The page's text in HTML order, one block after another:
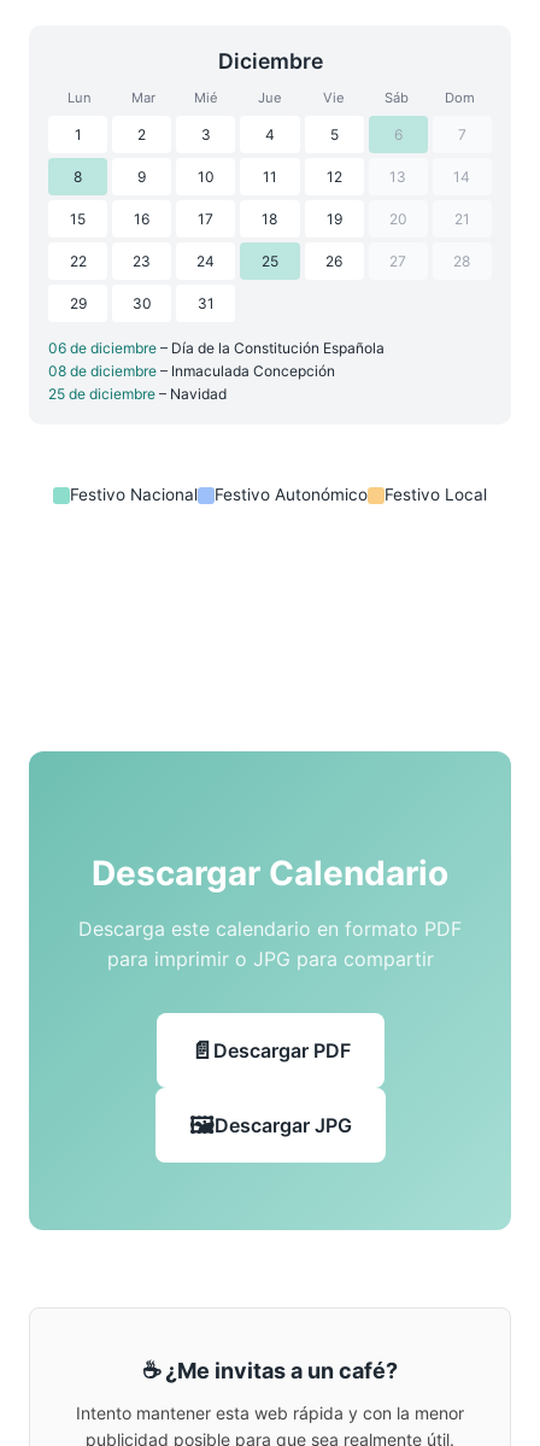
Diciembre
Lun Mar Mié Jue Vie Sáb Dom
1 2 3 4 5 6 7
8 9 10 11 12 13 14
15 16 17 18 19 20 21
22 23 24 25 26 27 28
29 30 31
06 de diciembre – Día de la Constitución Española
08 de diciembre – Inmaculada Concepción
25 de diciembre – Navidad
Festivo Nacional Festivo Autonómico Festivo Local
Descargar Calendario
Descarga este calendario en formato PDF
para imprimir o JPG para compartir
Descargar PDF
Descargar JPG
☕ ¿Me invitas a un café?
Intento mantener esta web rápida y con la menor
publicidad posible para que sea realmente útil.